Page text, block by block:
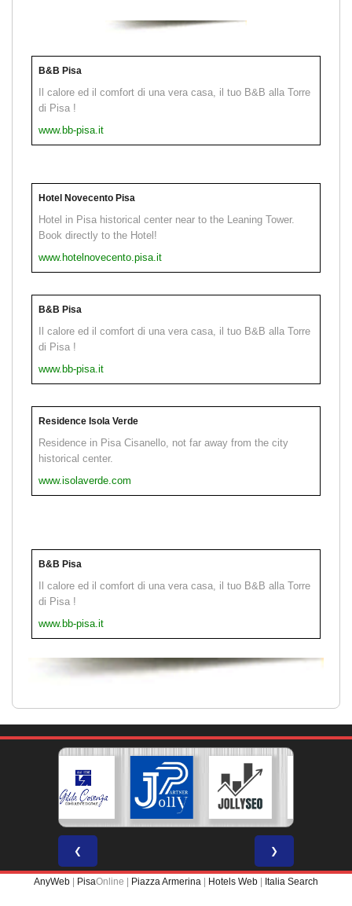
B&B Pisa
Il calore ed il comfort di una vera casa, il tuo B&B alla Torre
di Pisa !
www.bb-pisa.it
Hotel Novecento Pisa
Hotel in Pisa historical center near to the Leaning Tower.
Book directly to the Hotel!
www.hotelnovecento.pisa.it
B&B Pisa
Il calore ed il comfort di una vera casa, il tuo B&B alla Torre
di Pisa !
www.bb-pisa.it
Residence Isola Verde
Residence in Pisa Cisanello, not far away from the city
historical center.
www.isolaverde.com
B&B Pisa
Il calore ed il comfort di una vera casa, il tuo B&B alla Torre
di Pisa !
www.bb-pisa.it
❮ ❯
AnyWeb PisaOnline | Piazza Armerina Hotels Web Italia Search